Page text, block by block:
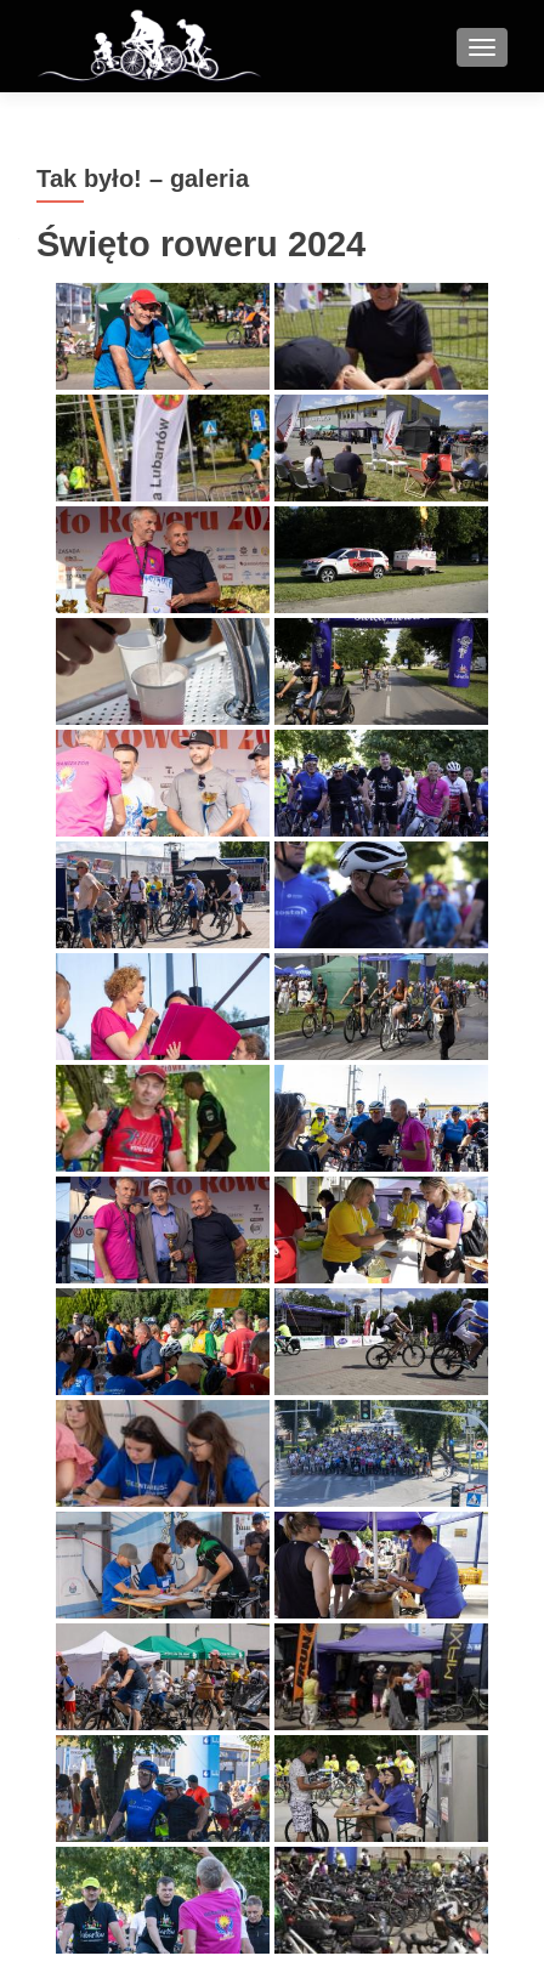
MENU
Tak było! – galeria
Święto roweru 2024